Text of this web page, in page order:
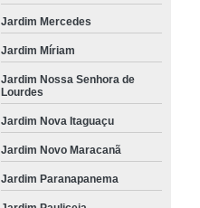
Jardim Mercedes
Jardim Míriam
Jardim Nossa Senhora de
Lourdes
Jardim Nova Itaguaçu
Jardim Novo Maracanã
Jardim Paranapanema